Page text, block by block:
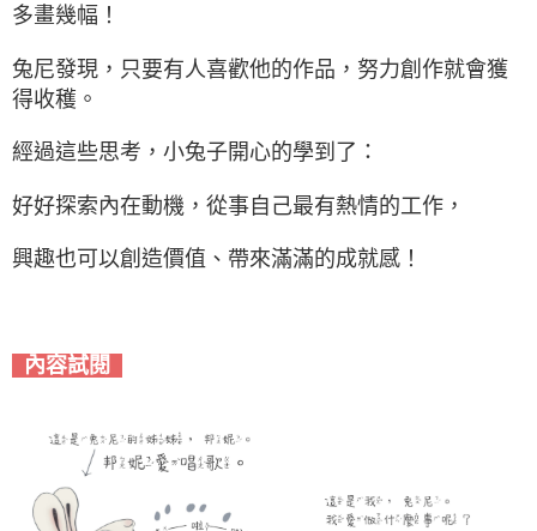
多畫幾幅！
兔尼發現，只要有人喜歡他的作品，努力創作就會獲
得收穫。
經過這些思考，小兔子開心的學到了：
好好探索內在動機，從事自己最有熱情的工作，
興趣也可以創造價值、帶來滿滿的成就感！
內容試閱